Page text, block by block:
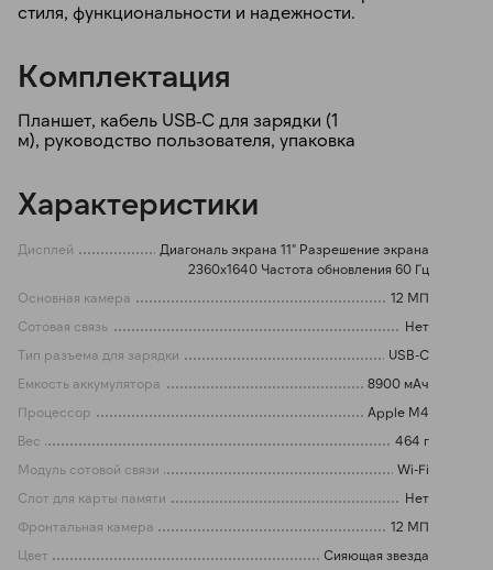
стиля, функциональности и надежности.
Комплектация
Планшет, кабель USB‑C для зарядки (1
м), руководство пользователя, упаковка
Характеристики
Дисплей
Диагональ экрана 11" Разрешение экрана
2360x1640 Частота обновления 60 Гц
Основная камера
12 МП
Сотовая связь
Нет
Тип разъема для зарядки
USB-C
Емкость аккумулятора
8900 мАч
Процессор
Apple M4
Вес
464 г
Модуль сотовой связи
Wi-Fi
Слот для карты памяти
Нет
Фронтальная камера
12 МП
Цвет
Сияющая звезда